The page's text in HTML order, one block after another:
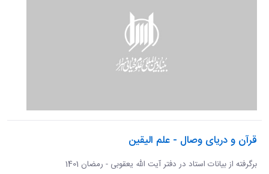
قرآن و دریای وصال - علم الیقین
برگرفته از بیانات استاد در دفتر آیت الله یعقوبی - رمضان 1401